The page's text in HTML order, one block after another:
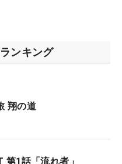
ンキング
翔の道
第1話「流れ者」